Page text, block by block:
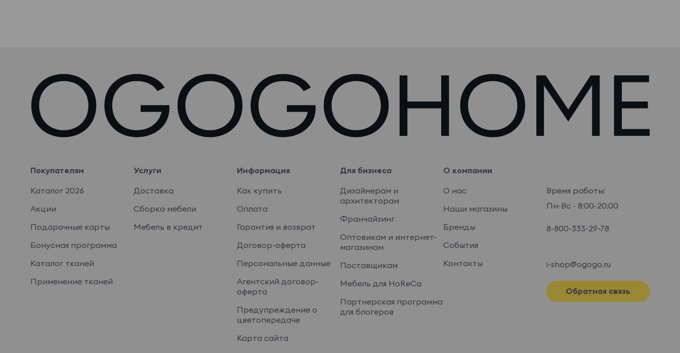
Покупателям
Каталог 2026
Акции
Подарочные карты
Бонусная программа
Каталог тканей
Применение тканей
Услуги
Доставка
Сборка мебели
Мебель в кредит
Информация
Как купить
Оплата
Гарантия и возврат
Договор-оферта
Персональные данные
Агентский договор-
оферта
Предупреждение о
цветопередаче
Карта сайта
Для бизнеса
Дизайнерам и
архитекторам
Франчайзинг
Оптовикам и интернет-
магазинам
Поставщикам
Мебель для HoReCa
Партнерская программа
для блогеров
О компании
О нас
Наши магазины
Бренды
События
Контакты
Время работы:
Пн-Вс - 8:00-20:00
8-800-333-29-78
i-shop@ogogo.ru
Обратная связь